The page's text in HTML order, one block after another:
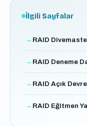
İlgili Sayfalar
RAID
RAID Deneme
RAID Açık
RAID Eğitmen